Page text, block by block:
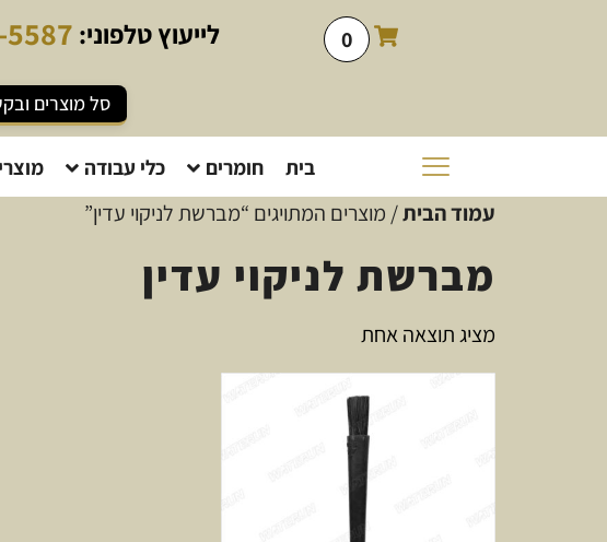
0 לייעוץטלפוני: -5587
סל מוצרים
בית חומרים כלי עבודה
עמוד הבית/ מוצרים המתויגים “מברשת לניקוי עדין”
מברשת לניקוי עדין
מציג תוצאה אחת